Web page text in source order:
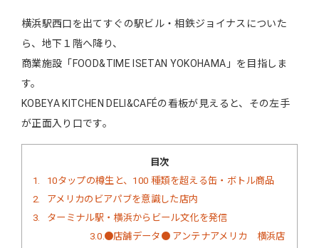
横浜駅西口を出てすぐの駅ビル・相鉄ジョイナスについた
ら、地下１階へ降り、
商業施設「FOOD&TIME ISETAN YOKOHAMA」を目指しま
す。
KOBEYA KITCHEN DELI&CAFÉの看板が見えると、その左手
が正面入り口です。
目次
1
10タップの樽生と、100 種類を超える缶・ボトル商品
2
アメリカのビアパブを意識した店内
3
ターミナル駅・横浜からビール文化を発信
3.0.1●店舗データ● アンテナアメリカ 横浜店